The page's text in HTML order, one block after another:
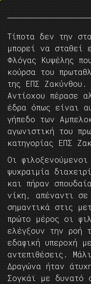
Τίποτα δεν την
μπορεί να σταθεί
Φλόγας Κυψέλης
κούρσα του
της ΕΠΣ
Αντίοχου πέρασε
έδρα όπως είναι
γήπεδο των
αγωνιστική του
κατηγορίας ΕΠΣ
Οι
ψυχραιμία
και πήραν
νίκη, απέναντι
σημαντικά στις
πρώτο μέρος οι
ελέγξουν την ροή
εδαφική υπεροχή
αντεπιθέσεις.
Δραγώνα ήταν
Σογκάϊ με δυνατό